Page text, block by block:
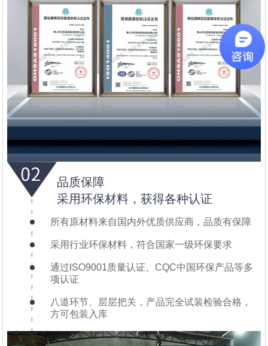
品质保障
采用环保材料，获得各种认证
所有原材料来自国内外优质供应商，品质有保障
采用行业环保材料，符合国家一级环保要求
通过ISO9001质量认证、CQC中国环保产品等多
项认证
八道环节、层层把关，产品完全试装检验合格，
方可包装入库